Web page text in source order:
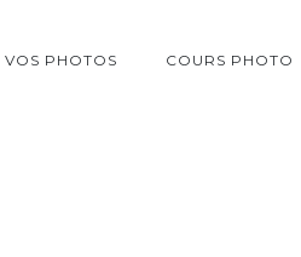
VOS PHOTOS COURS PHOTO